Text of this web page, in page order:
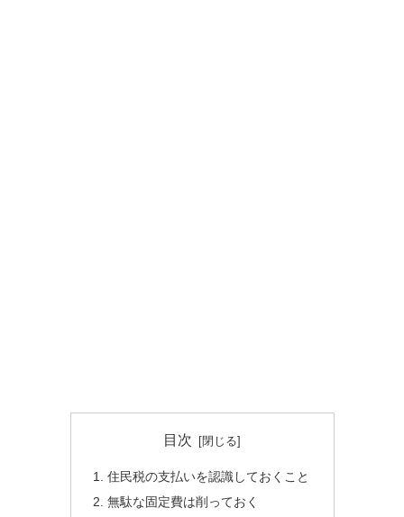
目次
住民税の支払いを認識しておくこと
無駄な固定費は削っておく